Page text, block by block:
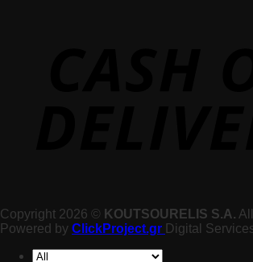
Copyright 2026 © KOUTSOURELIS S.A.
Powered by ClickProject.gr Digital